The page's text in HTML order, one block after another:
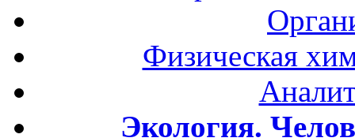
Физическая
Экология.